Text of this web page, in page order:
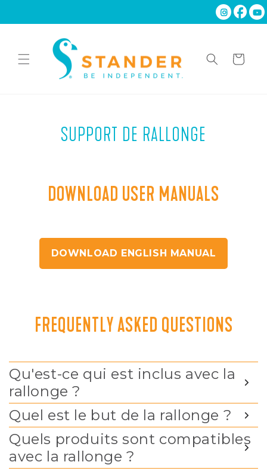
au
Panier
SUPPORT DE RALLONGE
DOWNLOAD USER MANUALS
DOWNLOAD ENGLISH MANUAL
FREQUENTLY ASKED QUESTIONS
Qu'est-ce qui est inclus avec la
rallonge ?
Quel est le but de la rallonge ?
Quels produits sont compatibles
avec la rallonge ?